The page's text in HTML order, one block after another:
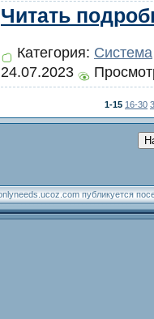
Читать
Категория: Система
24.07.2023
1-15 16-30
публикуется